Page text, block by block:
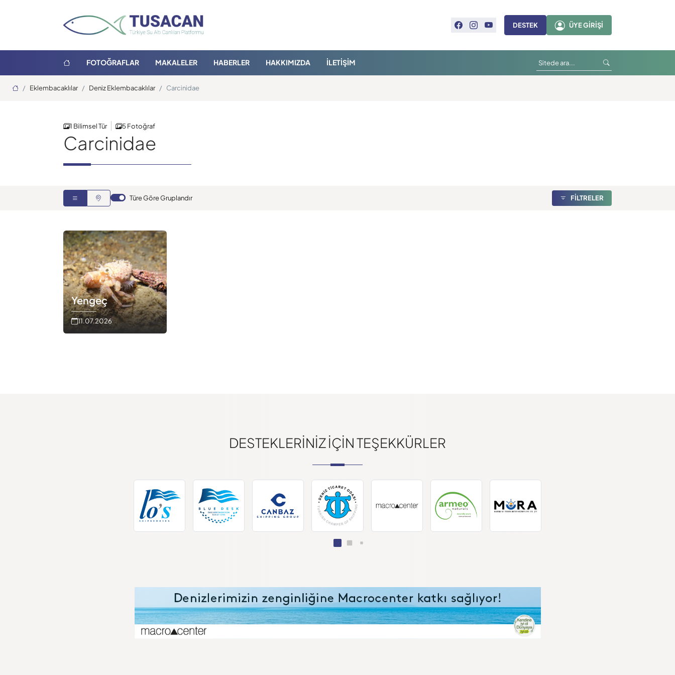
DESTEK ÜYE GIRIŞI
FOTOĞRAFLAR MAKALELER HABERLER HAKKIMIZDA İLETIŞIM
Ana Sayfa
Eklembacaklılar Deniz Eklembacaklılar Carcinidae
1 Bilimsel Tür 5 Fotoğraf
Carcinidae
Türe Göre Gruplandır FİLTRELER
Yengeç
11.07.2026
DESTEKLERINIZ IÇIN TEŞEKKÜRLER